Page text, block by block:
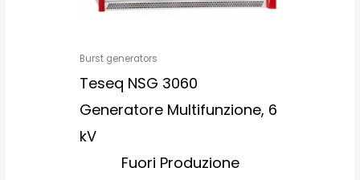
Burst generators
Teseq NSG 3060
Generatore Multifunzione, 6
kV
Fuori Produzione